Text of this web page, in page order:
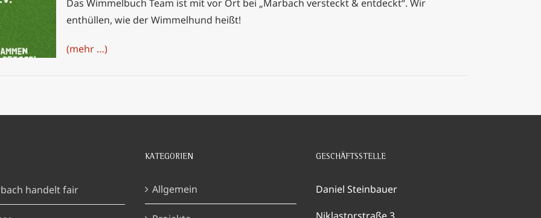
Das Wimmelbuch Team ist mit vor Ort bei „Marbach versteckt & entdeckt“. Wir
enthüllen, wie der Wimmelhund heißt!
(mehr …)
handelt fair
KATEGORIEN
Allgemein
GESCHÄFTSSTELLE
Daniel Steinbauer